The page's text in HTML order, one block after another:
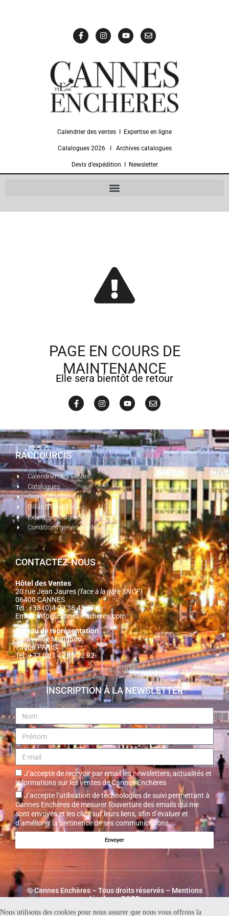
Nous utilisons des cookies pour nous assurer que nous vous offrons la
Calendrier des ventes Expertise en ligne
Catalogues 2026Ι Archives catalogues
Devis d’expédition Newsletter
PAGE EN COURS DE
MAINTENANCE
Elle sera bientôt de retour
RACCOURCIS
Calendrier des ventes
Catalogues
Ordres d'achat
Devis d'expédition
Expertise en ligne
Conditions générales de vente
CONTACTEZ-NOUS
Hôtel des Ventes
20 rue Jean Jaures(face à la gare SNCF)
06400 CANNES
Tél : +33 (0)4 93 38 41 47
Email :info@cannes-encheres.com
Bureau de représentation
14, avenue Matignon
75008 PARIS
Tél : +33 (0)1 42 89 12 92
INSCRIPTION À LA NEWSLETTER
J’accepte de recevoir par email les newsletters, actualités et
informations sur les ventes de Cannes Enchères
J’accepte l’utilisation de technologies de suivi permettant à
Cannes Enchères de mesurer l’ouverture des emails qui me
sont envoyés et les clics sur leurs liens, afin d’évaluer et
d’améliorer la pertinence de ses communications.
Envoyer
©Cannes Enchères– Tous droits réservés – Mentions
légales – RGPD